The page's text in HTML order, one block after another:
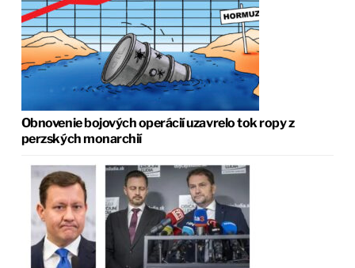
Obnovenie bojových operácií uzavrelo tok ropy z
perzských monarchií